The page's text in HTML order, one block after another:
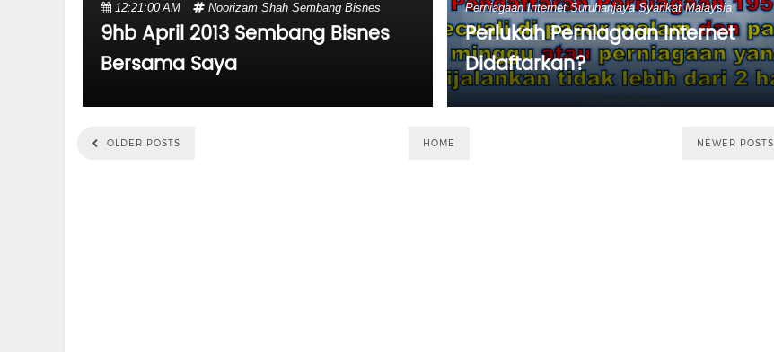
12:21:00 AM Noorizam Shah Sembang Bisnes
9hb April 2013 Sembang Bisnes
Bersama Saya
Perniagaan Internet Suruhanjaya Syarikat Malaysia
Perlukah Perniagaan Internet
Didaftarkan?
OLDER POSTS HOME NEWER POSTS